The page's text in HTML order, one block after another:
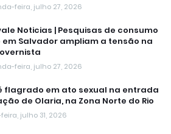
feira, julho 27, 2026
Noticias | Pesquisas de consumo
em Salvador ampliam a tensão na
feira, julho 27, 2026
flagrado em ato sexual na entrada
de Olaria, na Zona Norte do Rio
julho 31, 2026